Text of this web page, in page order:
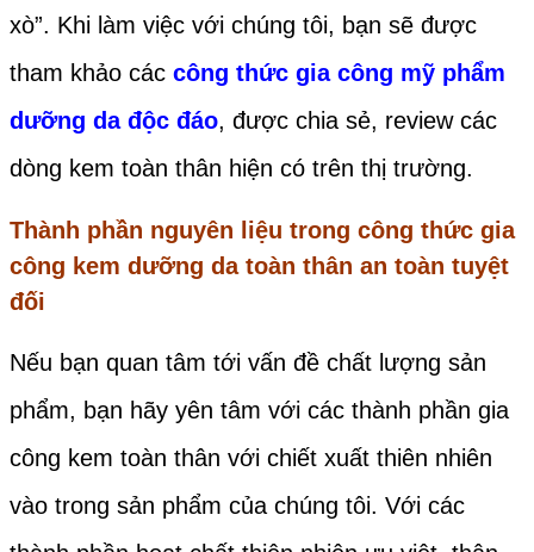
xò”. Khi làm việc với chúng tôi, bạn sẽ được
tham khảo các công thức gia công mỹ phẩm
dưỡng da độc đáo, được chia sẻ, review các
dòng kem toàn thân hiện có trên thị trường.
Thành phần nguyên liệu trong công thức gia
công kem dưỡng da toàn thân an toàn tuyệt
đối
Nếu bạn quan tâm tới vấn đề chất lượng sản
phẩm, bạn hãy yên tâm với các thành phần gia
công kem toàn thân với chiết xuất thiên nhiên
vào trong sản phẩm của chúng tôi. Với các